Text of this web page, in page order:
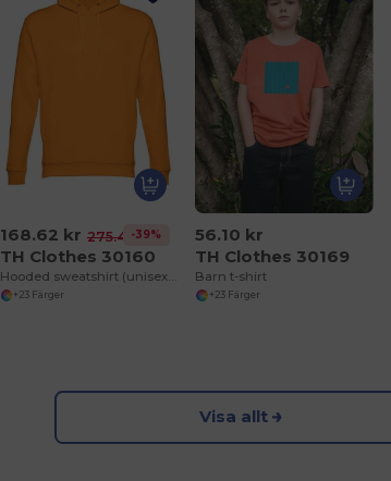
168.62 kr 275.40 kr
-39%
TH Clothes 30160
Hooded sweatshirt (unisex) i bomull och polyester
+23 Färger
56.10 kr
TH Clothes 30169
Barn t-shirt
+23 Färger
Visa allt